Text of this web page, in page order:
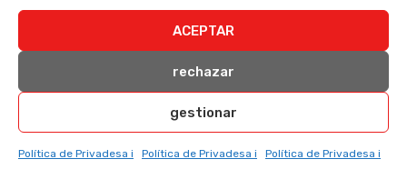
ACEPTAR
rechazar
gestionar
Política de Privadesa i
Política de Privadesa i
Política de Privadesa i
¿Has hecho esta receta?¡Quiero verla!